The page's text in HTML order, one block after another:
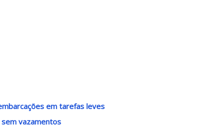
em tarefas leves
vazamentos